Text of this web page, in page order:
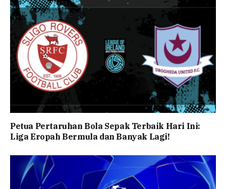
Petua Pertaruhan Bola Sepak Terbaik Hari Ini:
Liga Eropah Bermula dan Banyak Lagi!